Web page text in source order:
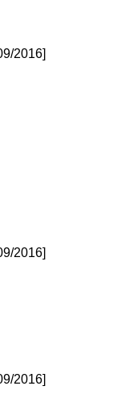
2016]
2016]
2016]